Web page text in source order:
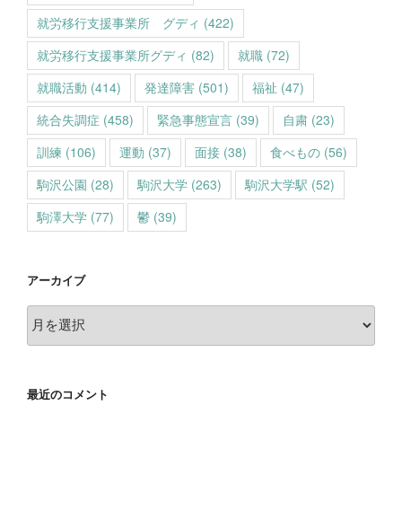
就労移行支援事業所 グディ (422)
就労移行支援事業所グディ (82) 就職 (72)
就職活動 (414) 発達障害 (501) 福祉 (47)
統合失調症 (458) 緊急事態宣言 (39) 自粛 (23)
訓練 (106) 運動 (37) 面接 (38) 食べもの (56)
駒沢公園 (28) 駒沢大学 (263) 駒沢大学駅 (52)
駒澤大学 (77) 鬱 (39)
アーカイブ
ア
ー
イ
最近のコメント